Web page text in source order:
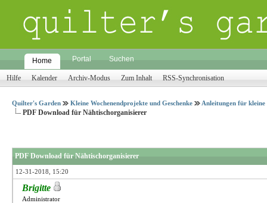
Home Portal Suchen
Hilfe Kalender Archiv-Modus Zum Inhalt RSS-Synchronisation
Quilter's Garden Kleine Wochenendprojekte und Geschenke Anleitungen für kleine
PDF Download für Nähtischorganisierer
PDF Download für Nähtischorganisierer
12-31-2018, 15:20
Brigitte
Administrator